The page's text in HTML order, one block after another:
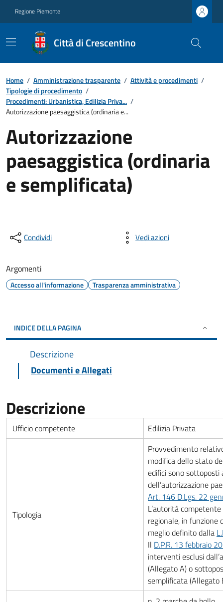
Regione Piemonte
Città di Crescentino
Home / Amministrazione trasparente / Attività e procedimenti /
Tipologie di procedimento /
Procedimenti: Urbanistica, Edilizia Priva... /
Autorizzazione paesaggistica (ordinaria e...
Autorizzazione
paesaggistica (ordinaria
e semplificata)
Condividi Vedi azioni
Argomenti
Accesso all'informazione Trasparenza amministrativa
INDICE DELLA PAGINA
Descrizione
Documenti e Allegati
Descrizione
Ufficio competente Edilizia Privata
Tipologia
Provvedimento
modifica dello stato
edifici sono
dell’autorizzazione
Art. 146 D.Lgs. 22
L’autorità
regionale, in funzione
meglio definito dalla
Il D.P.R. 13 febbraio
interventi esclusi
(Allegato A) o
semplificata (Allegato